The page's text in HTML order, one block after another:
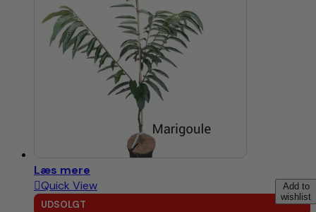
Læs mere
Add to
wishlist
Quick View
UDSOLGT